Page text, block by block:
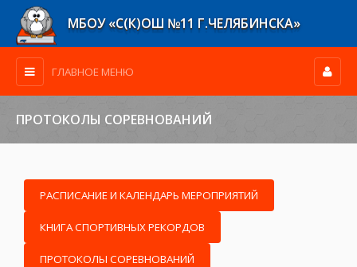
МБОУ «С(К)ОШ №11 Г.ЧЕЛЯБИНСКА»
ГЛАВНОЕ МЕНЮ
ПРОТОКОЛЫ СОРЕВНОВАНИЙ
РАСПИСАНИЕ И КАЛЕНДАРЬ МЕРОПРИЯТИЙ
КНИГА СПОРТИВНЫХ РЕКОРДОВ
ПРОТОКОЛЫ СОРЕВНОВАНИЙ